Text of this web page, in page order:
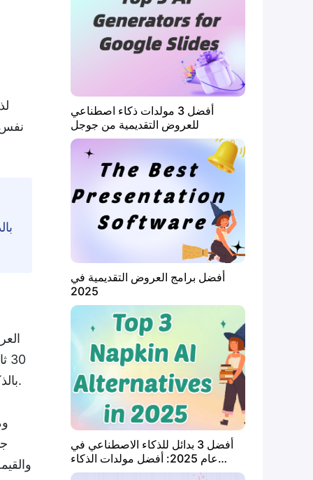
نفس
PPT بالذكاء الاصطناعي في عام 2026 — ليس مهام تجريبية، بل نوع الملخصات التي أتعامل معها فعليًا في العمل.
أفضل 3 مولدات ذكاء اصطناعي
للعروض التقديمية من جوجل
أفضل برامج العروض التقديمية في
2025
أفضل 3 بدائل للذكاء الاصطناعي في
عام 2025: أفضل مولدات الذكاء
الاصطناعي المرئية